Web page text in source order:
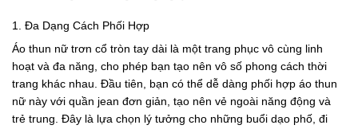
1. Đa Dạng Cách Phối Hợp
Áo thun nữ trơn cổ tròn tay dài là một trang phục vô cùng linh
hoạt và đa năng, cho phép bạn tạo nên vô số phong cách thời
trang khác nhau. Đầu tiên, bạn có thể dễ dàng phối hợp áo thun
nữ này với quần jean đơn giản, tạo nên vẻ ngoài năng động và
trẻ trung. Đây là lựa chọn lý tưởng cho những buổi dạo phố, đi